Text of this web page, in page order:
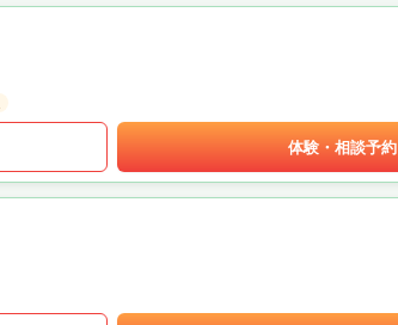
体験・相談予約